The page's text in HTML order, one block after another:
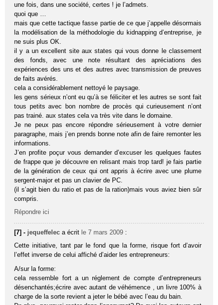
une fois, dans une société, certes ! je l’admets.
quoi que …
mais que cette tactique fasse partie de ce que j’appelle désormais
la modélisation de la méthodologie du kidnapping d’entreprise, je
ne suis plus OK.
il y a un excellent site aux states qui vous donne le classement
des fonds, avec une note résultant des apréciations des
expériences des uns et des autres avec transmission de preuves
de faits avérés.
cela a considérablement nettoyé le paysage.
les gens sérieux n’ont eu qu’à se féliciter et les autres se sont fait
tous petits avec bon nombre de procès qui curieusement n’ont
pas trainé. aux states cela va très vite dans le domaine.
Je ne peux pas encore répondre sérieusement à votre dernier
paragraphe, mais j’en prends bonne note afin de faire remonter les
informations.
J’en profite poçur vous demander d’excuser les quelques fautes
de frappe que je découvre en relisant mais trop tard! je fais partie
de la génération de ceux qui ont appris à écrire avec une plume
sergent-major et pas un clavier de PC.
(il s’agit bien du ratio et pas de la ration)mais vous aviez bien sûr
compris.
Répondre ici
[7] - jequeffelec a écrit le 7 mars 2009 :
Cette initiative, tant par le fond que la forme, risque fort d’avoir
l’effet inverse de celui affiché d’aider les entrepreneurs:
A/sur la forme:
cela ressemble fort a un réglement de compte d’entrepreneurs
désenchantés;écrire avec autant de véhémence , un livre 100% à
charge de la sorte revient a jeter le bébé avec l’eau du bain.